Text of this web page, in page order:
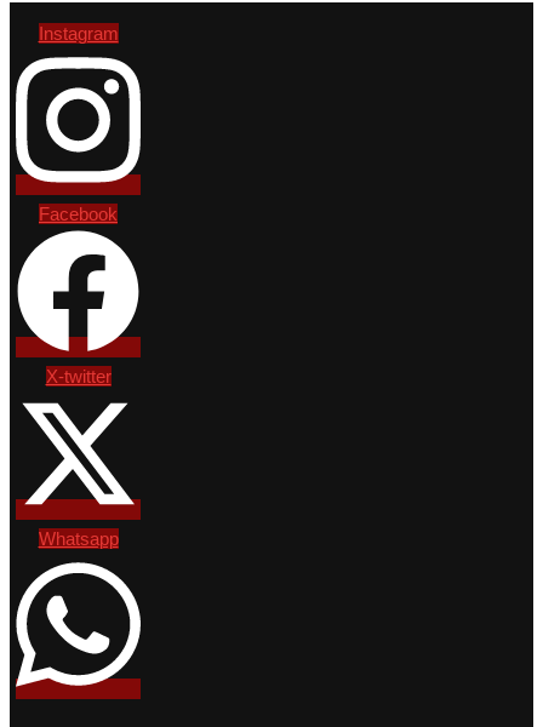
Instagram
Facebook
X-twitter
Whatsapp